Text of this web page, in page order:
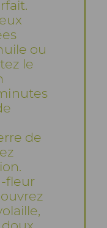
ou
le
de
fleur